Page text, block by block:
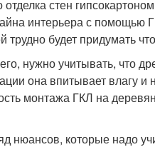
отделка стен
интерьера с помощью
трудно будет придумать
нужно учитывать, что
она впитывает влагу
монтажа ГКЛ на
нюансов, которые надо